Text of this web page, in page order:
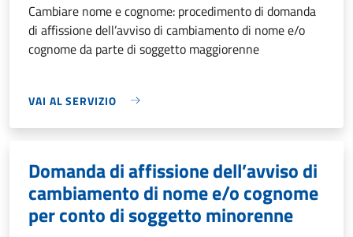
Cambiare nome e cognome: procedimento di domanda
di affissione dell’avviso di cambiamento di nome e/o
cognome da parte di soggetto maggiorenne
VAI AL SERVIZIO
Domanda di affissione dell’avviso di
cambiamento di nome e/o cognome
per conto di soggetto minorenne